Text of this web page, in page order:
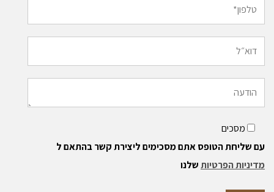
מסכים
עם שליחת הטופס אתם מסכימים ליצירת קשר בהתאם ל
מדיניות הפרטיותשלנו